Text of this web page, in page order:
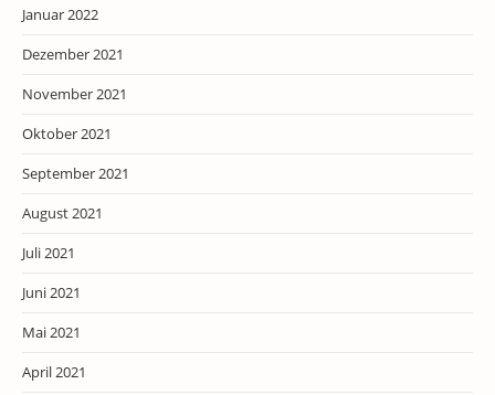
Januar 2022
Dezember 2021
November 2021
Oktober 2021
September 2021
August 2021
Juli 2021
Juni 2021
Mai 2021
April 2021